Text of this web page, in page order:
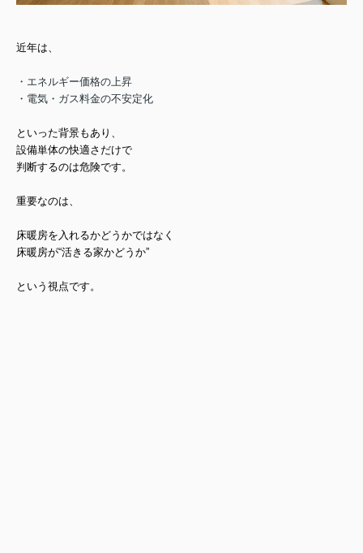
近年は、
・エネルギー価格の上昇
・電気・ガス料金の不安定化
といった背景もあり、
設備単体の快適さだけで
判断するのは危険です。
重要なのは、
床暖房を入れるかどうかではなく
床暖房が“活きる家かどうか”
という視点です。